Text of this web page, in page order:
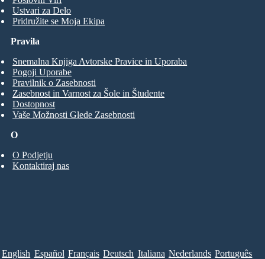
Ustvari za Delo
Pridružite se Moja Ekipa
O
O Podjetju
Kontaktiraj nas
Pravila
Snemalna Knjiga Avtorske Pravice in Uporaba
Pogoji Uporabe
Pravilnik o Zasebnosti
Zasebnost in Varnost za Šole in Študente
Dostopnost
Vaše Možnosti Glede Zasebnosti
English Español Français Deutsch Italiana Nederlands Português